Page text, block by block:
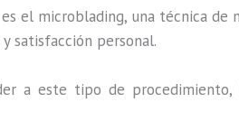
el microblading, una técnica
satisfacción personal.
a este tipo de